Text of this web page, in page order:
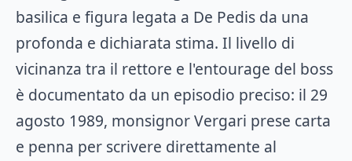
basilica e figura legata a De Pedis da una
profonda e dichiarata stima. Il livello di
vicinanza tra il rettore e l'entourage del boss
è documentato da un episodio preciso: il 29
agosto 1989, monsignor Vergari prese carta
e penna per scrivere direttamente al